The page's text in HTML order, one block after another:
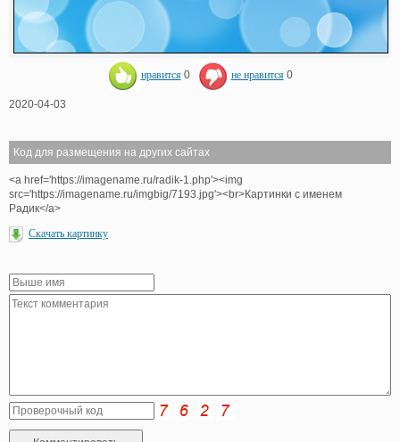
нравится 0 не нравится 0
2020-04-03
Код для размещения на других сайтах
<a href='https://imagename.ru/radik-1.php'><img
src='https://imagename.ru/imgbig/7193.jpg'><br>Картинки с именем
Радик</a>
Скачать картинку